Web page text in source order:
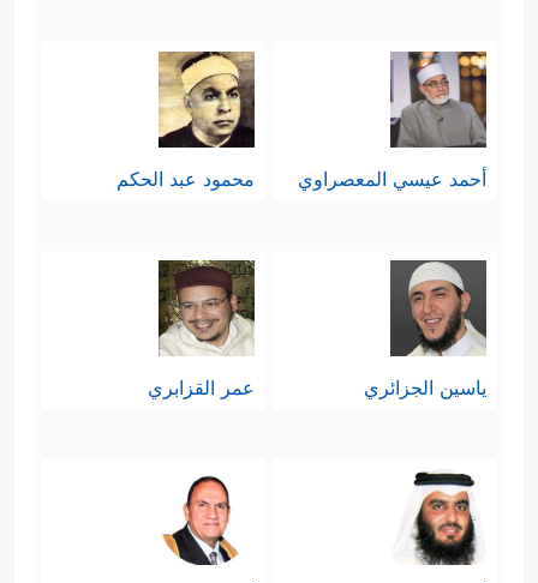
أحمد عيسي المعصراوي محمود عبد الحكم
ياسين الجزائري عمر القزابري